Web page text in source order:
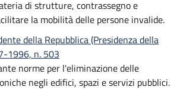
di strutture, contrassegno e
la mobilità delle persone invalide.
della Repubblica (Presidenza della
1996, n. 503
norme per l'eliminazione delle
negli edifici, spazi e servizi pubblici.